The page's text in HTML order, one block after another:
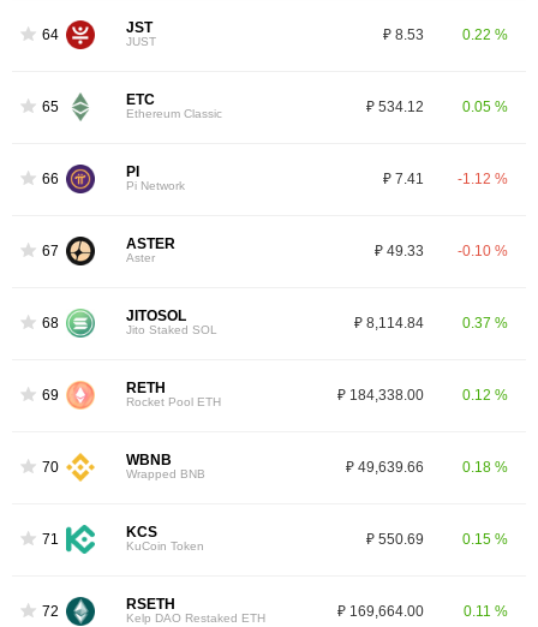
64 JST
JUST ₽ 8.53 0.22 %
65 ETC
Ethereum Classic ₽ 534.12 0.05 %
66 PI
Pi Network ₽ 7.41 -1.12 %
67 ASTER
Aster ₽ 49.33 -0.10 %
68 JITOSOL
Jito Staked SOL ₽ 8,114.84 0.37 %
69 RETH
Rocket Pool ETH ₽ 184,338.00 0.12 %
70 WBNB
Wrapped BNB ₽ 49,639.66 0.18 %
71 KCS
KuCoin Token ₽ 550.69 0.15 %
72 RSETH
Kelp DAO Restaked ETH ₽ 169,664.00 0.11 %